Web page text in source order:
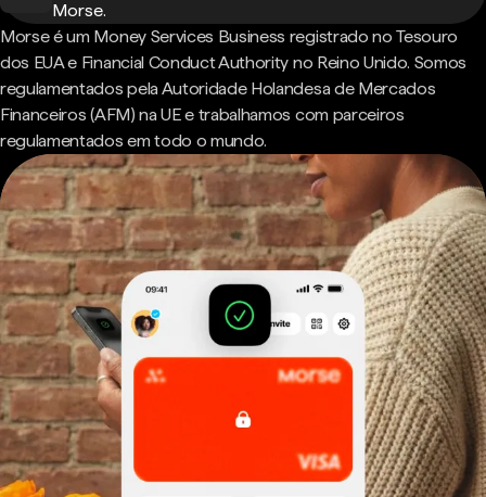
Morse.
Morse é um Money Services Business registrado no Tesouro
dos EUA e Financial Conduct Authority no Reino Unido. Somos
regulamentados pela Autoridade Holandesa de Mercados
Financeiros (AFM) na UE e trabalhamos com parceiros
regulamentados em todo o mundo.